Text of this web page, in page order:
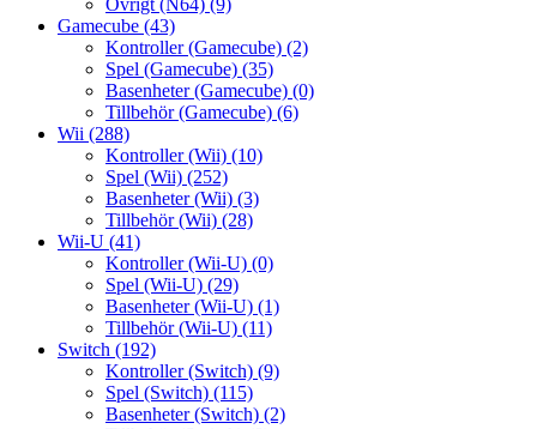
Övrigt (N64) (9)
Gamecube (43)
Kontroller (Gamecube) (2)
Spel (Gamecube) (35)
Basenheter (Gamecube) (0)
Tillbehör (Gamecube) (6)
Wii (288)
Kontroller (Wii) (10)
Spel (Wii) (252)
Basenheter (Wii) (3)
Tillbehör (Wii) (28)
Wii-U (41)
Kontroller (Wii-U) (0)
Spel (Wii-U) (29)
Basenheter (Wii-U) (1)
Tillbehör (Wii-U) (11)
Switch (192)
Kontroller (Switch) (9)
Spel (Switch) (115)
Basenheter (Switch) (2)